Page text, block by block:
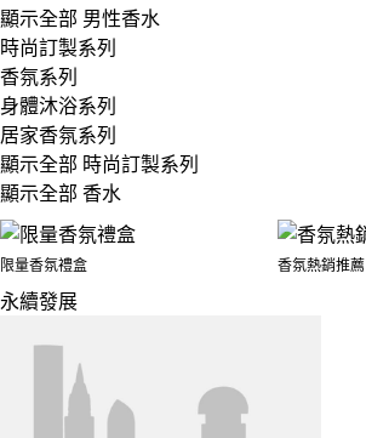
顯示全部 男性香水
時尚訂製系列
香氛系列
身體沐浴系列
居家香氛系列
顯示全部 時尚訂製系列
顯示全部 香水
限量香氛禮盒 香氛熱銷推薦
永續發展